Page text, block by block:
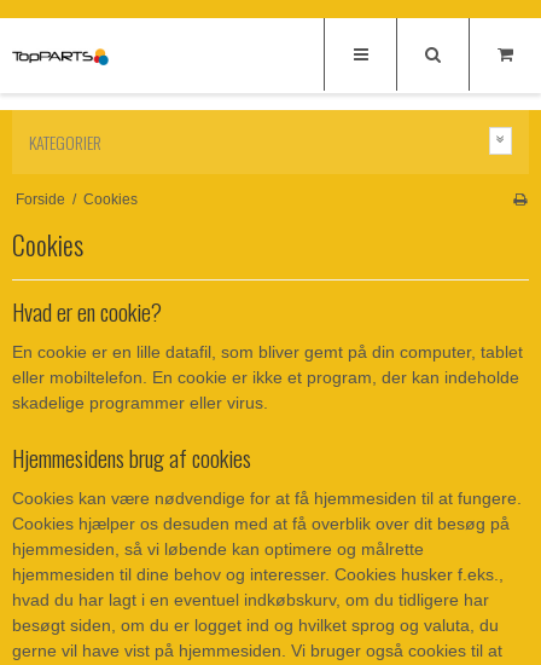
KATEGORIER
Forside / Cookies
Cookies
Hvad er en cookie?
En cookie er en lille datafil, som bliver gemt på din computer, tablet
eller mobiltelefon. En cookie er ikke et program, der kan indeholde
skadelige programmer eller virus.
Hjemmesidens brug af cookies
Cookies kan være nødvendige for at få hjemmesiden til at fungere.
Cookies hjælper os desuden med at få overblik over dit besøg på
hjemmesiden, så vi løbende kan optimere og målrette
hjemmesiden til dine behov og interesser. Cookies husker f.eks.,
hvad du har lagt i en eventuel indkøbskurv, om du tidligere har
besøgt siden, om du er logget ind og hvilket sprog og valuta, du
gerne vil have vist på hjemmesiden. Vi bruger også cookies til at